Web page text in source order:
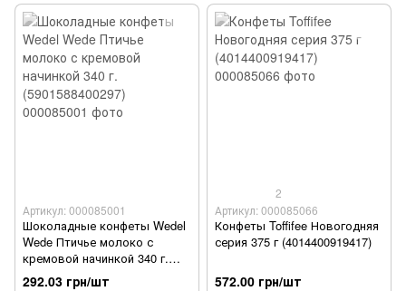
Артикул: 000085001
Шоколадные конфеты Wedel
Wede Птичье молоко с
кремовой начинкой 340 г.
(5901588400297)
292.03 грн/шт
2
Артикул: 000085066
Конфеты Toffifee Новогодняя
серия 375 г (4014400919417)
572.00 грн/шт